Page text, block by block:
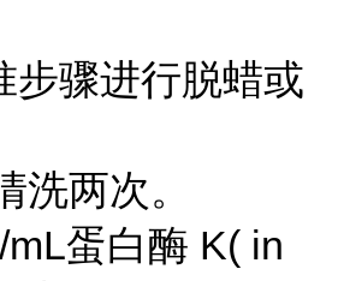
骤进行脱蜡或
洗两次。
蛋白酶 K( in